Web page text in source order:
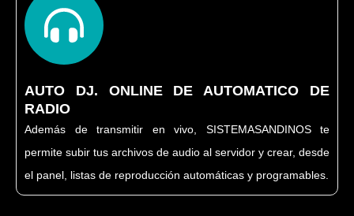
AUTO DJ. ONLINE DE AUTOMATICO DE
RADIO
Además de transmitir en vivo, SISTEMASANDINOS te
permite subir tus archivos de audio al servidor y crear, desde
el panel, listas de reproducción automáticas y programables.